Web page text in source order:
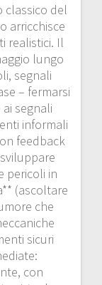
classico del
arricchisce
realistici. Il
lungo
segnali
– fermarsi
segnali
informali
feedback
pericoli in
(ascoltare
che
sicuri
con